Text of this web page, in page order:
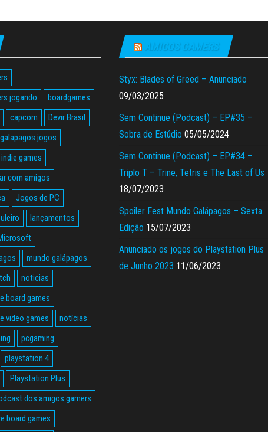
jogando
boardgames
capcom
Devir Brasil
galapagos jogos
indie games
com amigos
Jogos de PC
lançamentos
mundo galápagos
noticias
board games
video games
notícias
pcgaming
playstation 4
Playstation Plus
dos amigos gamers
board games
AMIGOS GAMERS
Styx: Blades of Greed – Anunciado
09/03/2025
Sem Continue (Podcast) – EP#35 –
Sobra de Estúdio 05/05/2024
Sem Continue (Podcast) – EP#34 –
Triplo T – Trine, Tetris e The Last of Us
18/07/2023
Spoiler Fest Mundo Galápagos – Sexta
Edição 15/07/2023
Anunciado os jogos do Playstation Plus
de Junho 2023 11/06/2023